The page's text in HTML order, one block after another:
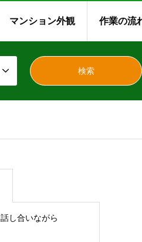
マンション外観 作業の流
話し合いながら